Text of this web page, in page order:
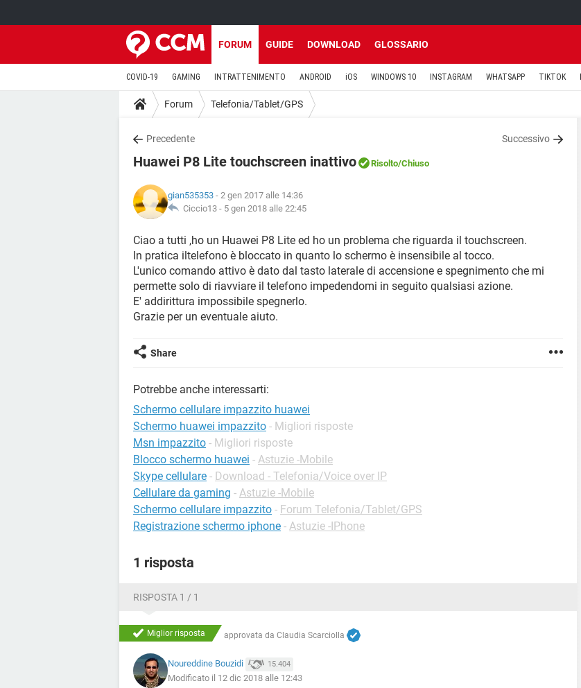
FORUM GUIDE DOWNLOAD GLOSSARIO
COVID-19 GAMING INTRATTENIMENTO ANDROID iOS WINDOWS 10 INSTAGRAM WHATSAPP TIKTOK
Forum Telefonia/Tablet/GPS
Precedente Successivo
Huawei P8 Lite touchscreen inattivo Risolto/Chiuso
gian535353 - 2 gen 2017 alle 14:36
Ciccio13 - 5 gen 2018 alle 22:45
Ciao a tutti ,ho un Huawei P8 Lite ed ho un problema che riguarda il touchscreen.
In pratica iltelefono è bloccato in quanto lo schermo è insensibile al tocco.
L'unico comando attivo è dato dal tasto laterale di accensione e spegnimento che mi
permette solo di riavviare il telefono impedendomi in seguito qualsiasi azione.
E' addirittura impossibile spegnerlo.
Grazie per un eventuale aiuto.
Share
Potrebbe anche interessarti:
Schermo cellulare impazzito huawei
Schermo huawei impazzito - Migliori risposte
Msn impazzito - Migliori risposte
Blocco schermo huawei - Astuzie -Mobile
Skype cellulare - Download - Telefonia/Voice over IP
Cellulare da gaming - Astuzie -Mobile
Schermo cellulare impazzito - Forum Telefonia/Tablet/GPS
Registrazione schermo iphone - Astuzie -IPhone
1 risposta
RISPOSTA 1 / 1
Miglior risposta approvata da Claudia Scarciolla
Noureddine Bouzidi 15.404
Modificato il 12 dic 2018 alle 12:43